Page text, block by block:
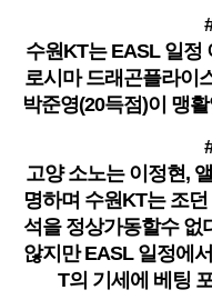
수원KT는 EASL 일정
로시마 드래곤플라이
박준영(20득점)이 맹
고양 소노는 이정현,
명하며 수원KT는 조
석을 정상가동할수 없
않지만 EASL 일정에
T의 기세에 베팅